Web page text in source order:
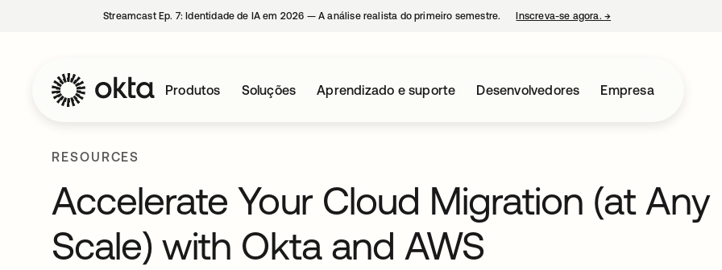
Streamcast Ep. 7: Identidade de IA em 2026 — A análise realista do primeiro semestre. Inscreva-se agora. →
Produtos Soluções Aprendizado e suporte Desenvolvedores Empresa
RESOURCES
Accelerate Your Cloud Migration (at Any
Scale) with Okta and AWS